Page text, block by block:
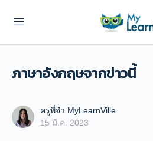
ภาษาอังกฤษจากข่าวนี้
ครูพี่จ๋า MyLearnVille
15 มี.ค. 2023